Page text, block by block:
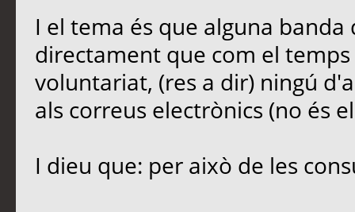
I el tema és que alguna
directament que com el
voluntariat, (res a dir) ningú
als correus electrònics (no és
I dieu que: per això de les